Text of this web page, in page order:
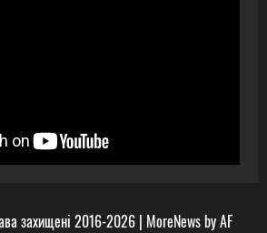
захищені 2016-2026 | MoreNewsby AF